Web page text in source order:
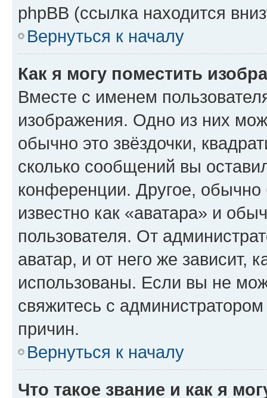
phpBB (ссылка находится
Вернуться к началу
Как я могу поместить
Вместе с именем
изображения. Одно из них
обычно это звёздочки,
сколько сообщений вы
конференции. Другое,
известно как «аватара» и
пользователя. От
аватар, и от него же зависит,
использованы. Если вы не
свяжитесь с
причин.
Вернуться к началу
Что такое звание и как я